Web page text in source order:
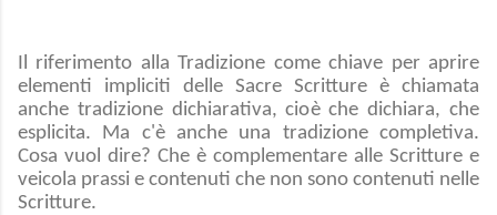
Il riferimento alla Tradizione come chiave per aprire
elementi impliciti delle Sacre Scritture è chiamata
anche tradizione dichiarativa, cioè che dichiara, che
esplicita. Ma c'è anche una tradizione completiva.
Cosa vuol dire? Che è complementare alle Scritture e
veicola prassi e contenuti che non sono contenuti nelle
Scritture.